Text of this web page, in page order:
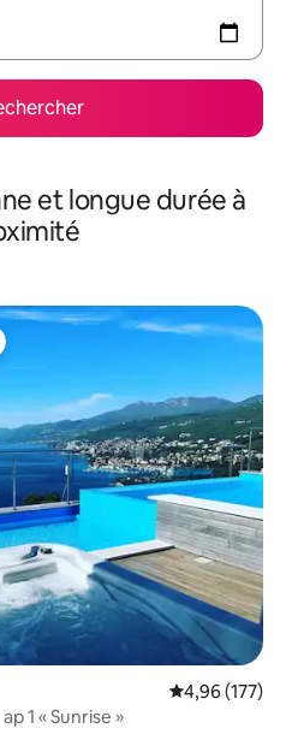
et longue durée à
Évaluation
4,96 (177)
1 « Sunrise »